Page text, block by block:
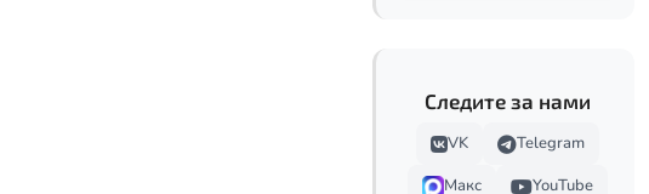
Следите за нами
VK
Telegram
Макс
YouTube